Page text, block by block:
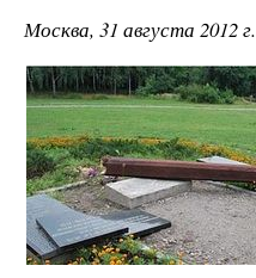
Москва, 31 августа 2012 г.